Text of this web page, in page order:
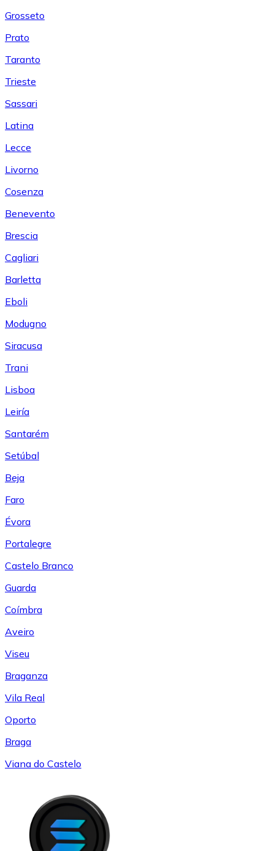
Grosseto
Prato
Taranto
Trieste
Sassari
Latina
Lecce
Livorno
Cosenza
Benevento
Brescia
Cagliari
Barletta
Eboli
Modugno
Siracusa
Trani
Lisboa
Leiría
Santarém
Setúbal
Beja
Faro
Évora
Portalegre
Castelo Branco
Guarda
Coímbra
Aveiro
Viseu
Braganza
Vila Real
Oporto
Braga
Viana do Castelo